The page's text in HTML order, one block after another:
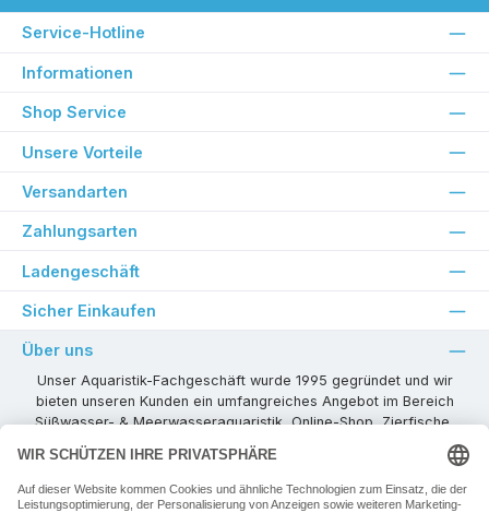
Service-Hotline
Informationen
Shop Service
Unsere Vorteile
Versandarten
Zahlungsarten
Ladengeschäft
Sicher Einkaufen
Über uns
Unser Aquaristik-Fachgeschäft wurde 1995 gegründet und wir
bieten unseren Kunden ein umfangreiches Angebot im Bereich
Süßwasser- & Meerwasseraquaristik, Online-Shop, Zierfische,
Pflanzen, Aquarienkombinationen, Technikzubehör usw. ! Als
kompetenter Aquaristik-Fachhandelspartner stehen wir Ihnen für
alle Ihre Projekte und Einrichtungs- oder Besatzwünsche zur
Verfügung!